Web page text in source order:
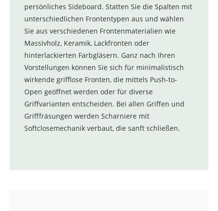
persönliches Sideboard. Statten Sie die Spalten mit
unterschiedlichen Frontentypen aus und wählen
Sie aus verschiedenen Frontenmaterialien wie
Massivholz, Keramik, Lackfronten oder
hinterlackierten Farbgläsern. Ganz nach Ihren
Vorstellungen können Sie sich für minimalistisch
wirkende grifflose Fronten, die mittels Push-to-
Open geöffnet werden oder für diverse
Griffvarianten entscheiden. Bei allen Griffen und
Grifffräsungen werden Scharniere mit
Softclosemechanik verbaut, die sanft schließen.